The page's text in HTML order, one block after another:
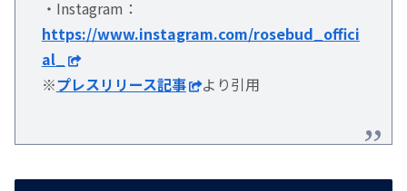
・Instagram：
https://www.instagram.com/rosebud_offici
al_
※プレスリリース記事 より引用